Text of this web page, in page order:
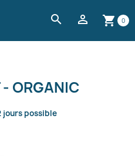
search  shopping_cart 0
- ORGANIC
jours possible